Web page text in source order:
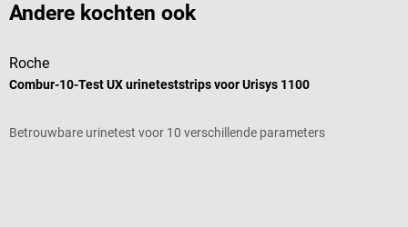
Andere kochten ook
Roche
Combur-10-Test UX urineteststrips voor Urisys 1100
Betrouwbare urinetest voor 10 verschillende parameters